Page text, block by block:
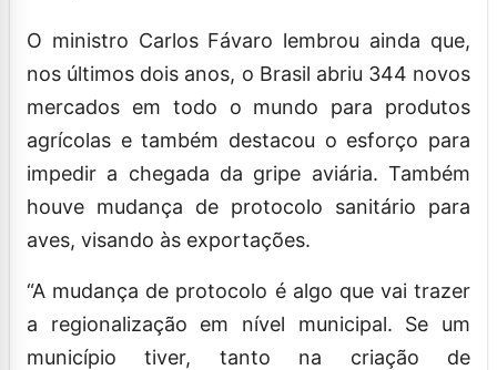
O ministro Carlos Fávaro lembrou ainda que,
nos últimos dois anos, o Brasil abriu 344 novos
mercados em todo o mundo para produtos
agrícolas e também destacou o esforço para
impedir a chegada da gripe aviária. Também
houve mudança de protocolo sanitário para
aves, visando às exportações.
“A mudança de protocolo é algo que vai trazer
a regionalização em nível municipal. Se um
município tiver, tanto na criação de